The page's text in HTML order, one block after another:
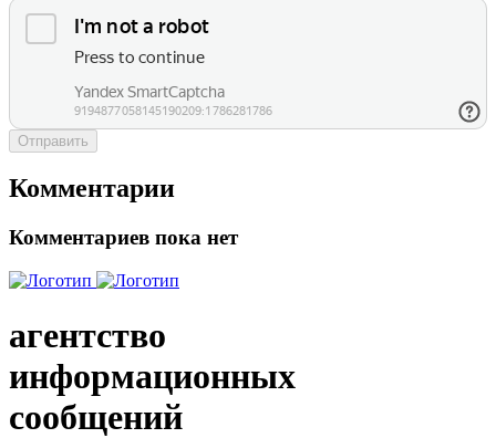
Отправить
Комментарии
Комментариев пока нет
агентство
информационных
сообщений